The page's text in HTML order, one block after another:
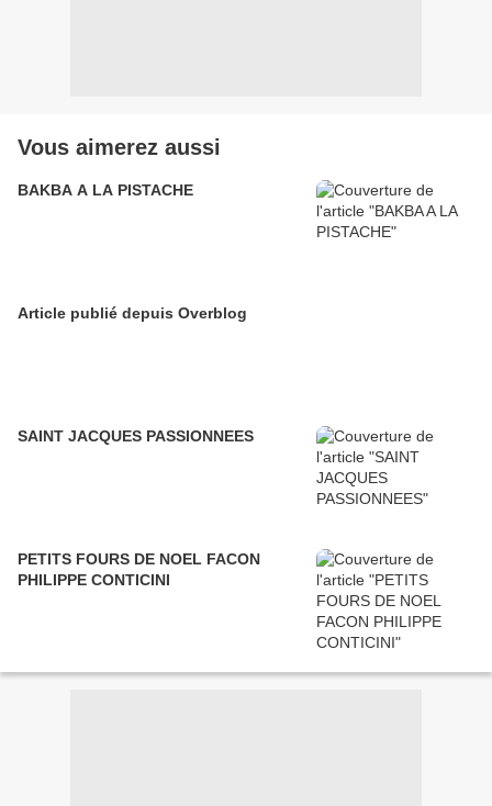
Vous aimerez aussi
BAKBA A LA PISTACHE
Article publié depuis Overblog
SAINT JACQUES PASSIONNEES
PETITS FOURS DE NOEL FACON
PHILIPPE CONTICINI